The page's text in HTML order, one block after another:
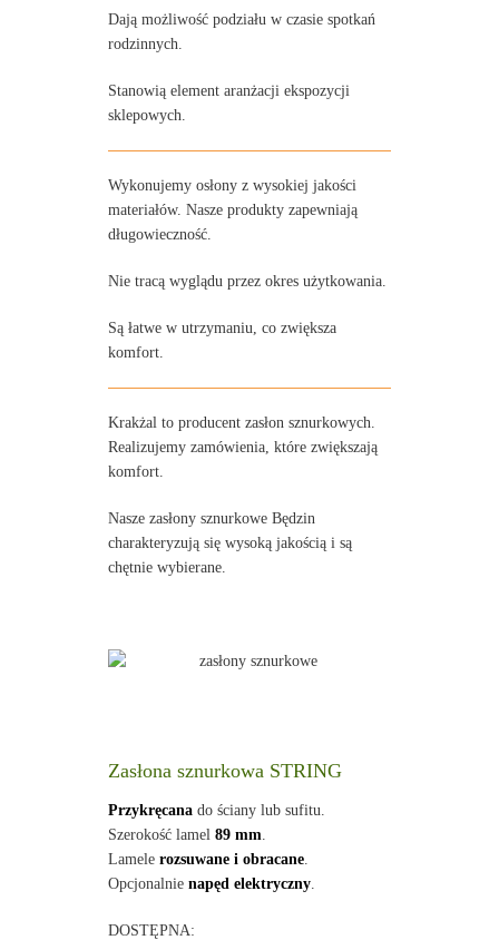
Dają możliwość podziału w czasie spotkań
rodzinnych.
Stanowią element aranżacji ekspozycji
sklepowych.
Wykonujemy osłony z wysokiej jakości
materiałów. Nasze produkty zapewniają
długowieczność.
Nie tracą wyglądu przez okres użytkowania.
Są łatwe w utrzymaniu, co zwiększa
komfort.
Krakżal to producent zasłon sznurkowych.
Realizujemy zamówienia, które zwiększają
komfort.
Nasze zasłony sznurkowe Będzin
charakteryzują się wysoką jakością i są
chętnie wybierane.
Zasłona sznurkowa STRING
Przykręcanado ściany lub sufitu.
Szerokość lamel 89 mm.
Lamele rozsuwane i obracane.
Opcjonalnie napęd elektryczny.
DOSTĘPNA: